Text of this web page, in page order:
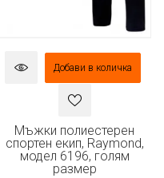
Добави в количка
Мъжки полиестерен
спортен екип, Raymond,
модел 6196, голям
размер